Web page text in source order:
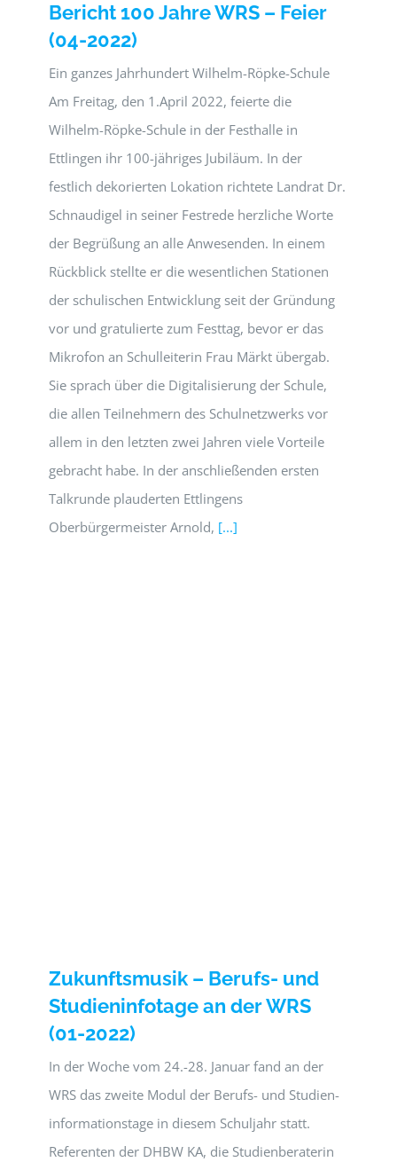
Bericht 100 Jahre WRS – Feier
(04-2022)
Ein ganzes Jahrhundert Wilhelm-Röpke-Schule
Am Freitag, den 1.April 2022, feierte die
Wilhelm-Röpke-Schule in der Festhalle in
Ettlingen ihr 100-jähriges Jubiläum. In der
festlich dekorierten Lokation richtete Landrat Dr.
Schnaudigel in seiner Festrede herzliche Worte
der Begrüßung an alle Anwesenden. In einem
Rückblick stellte er die wesentlichen Stationen
der schulischen Entwicklung seit der Gründung
vor und gratulierte zum Festtag, bevor er das
Mikrofon an Schulleiterin Frau Märkt übergab.
Sie sprach über die Digitalisierung der Schule,
die allen Teilnehmern des Schulnetzwerks vor
allem in den letzten zwei Jahren viele Vorteile
gebracht habe. In der anschließenden ersten
Talkrunde plauderten Ettlingens
Oberbürgermeister Arnold, [...]
Zukunftsmusik – Berufs- und
Studieninfotage an der WRS
(01-2022)
In der Woche vom 24.-28. Januar fand an der
WRS das zweite Modul der Berufs- und Studien-
informationstage in diesem Schuljahr statt.
Referenten der DHBW KA, die Studienberaterin